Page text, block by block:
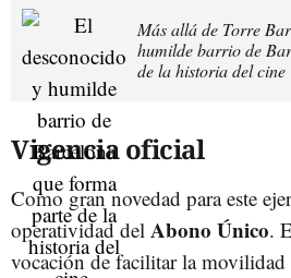
Más allá de Torre
humilde barrio de
de la historia del cine
Vigencia oficial
Como gran novedad para este
operatividad del Abono Único.
vocación de facilitar la